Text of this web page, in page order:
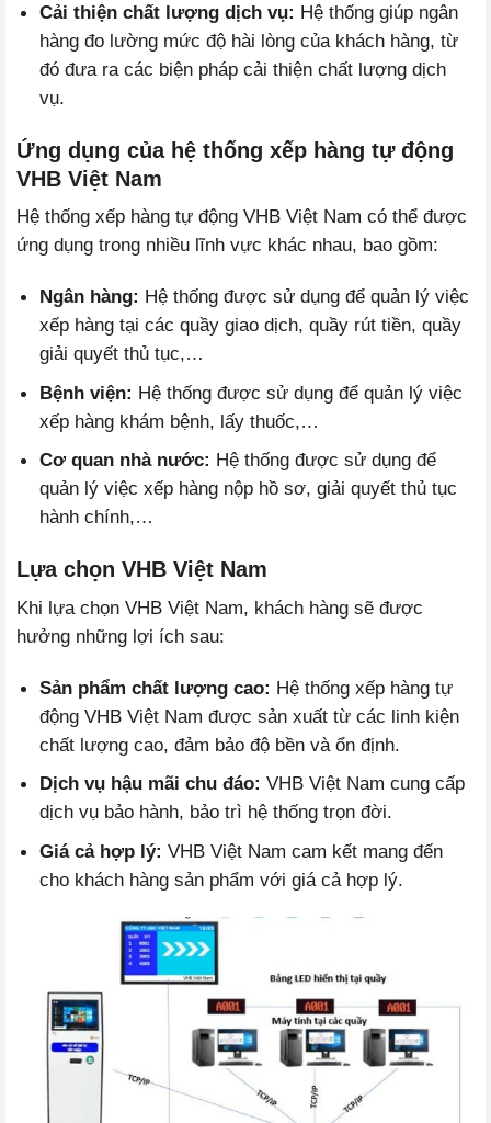
Cải thiện chất lượng dịch vụ: Hệ thống giúp ngân
hàng đo lường mức độ hài lòng của khách hàng, từ
đó đưa ra các biện pháp cải thiện chất lượng dịch
vụ.
Ứng dụng của hệ thống xếp hàng tự động
VHB Việt Nam
Hệ thống xếp hàng tự động VHB Việt Nam có thể được
ứng dụng trong nhiều lĩnh vực khác nhau, bao gồm:
Ngân hàng: Hệ thống được sử dụng để quản lý việc
xếp hàng tại các quầy giao dịch, quầy rút tiền, quầy
giải quyết thủ tục,…
Bệnh viện: Hệ thống được sử dụng để quản lý việc
xếp hàng khám bệnh, lấy thuốc,…
Cơ quan nhà nước: Hệ thống được sử dụng để
quản lý việc xếp hàng nộp hồ sơ, giải quyết thủ tục
hành chính,…
Lựa chọn VHB Việt Nam
Khi lựa chọn VHB Việt Nam, khách hàng sẽ được
hưởng những lợi ích sau:
Sản phẩm chất lượng cao: Hệ thống xếp hàng tự
động VHB Việt Nam được sản xuất từ các linh kiện
chất lượng cao, đảm bảo độ bền và ổn định.
Dịch vụ hậu mãi chu đáo: VHB Việt Nam cung cấp
dịch vụ bảo hành, bảo trì hệ thống trọn đời.
Giá cả hợp lý: VHB Việt Nam cam kết mang đến
cho khách hàng sản phẩm với giá cả hợp lý.